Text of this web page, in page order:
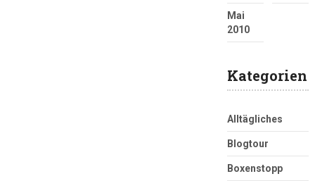
Mai
2010
Kategorien
Alltägliches
Blogtour
Boxenstopp